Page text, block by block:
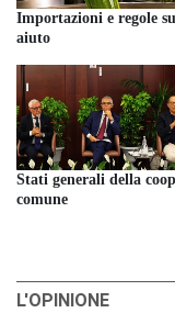
Importazioni e regole
aiuto
Stati generali della
comune
L'OPINIONE